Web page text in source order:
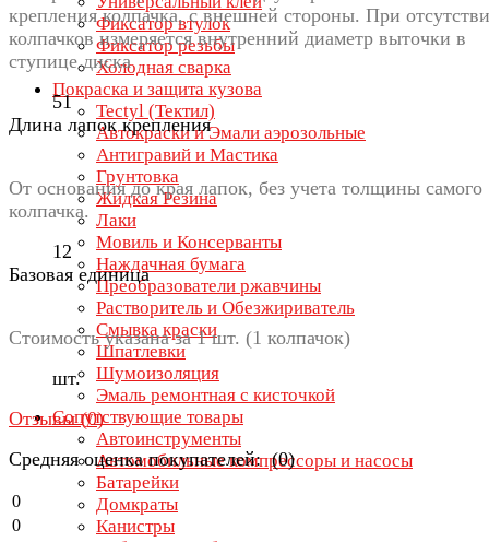
Фиксатор втулок
Фиксатор резьбы
Холодная сварка
Покраска и защита кузова
Tectyl (Тектил)
Автокраски и Эмали аэрозольные
Антигравий и Мастика
Грунтовка
Жидкая Резина
Лаки
Мовиль и Консерванты
Наждачная бумага
Преобразователи ржавчины
Растворитель и Обезжириватель
Смывка краски
Шпатлевки
Шумоизоляция
Эмаль ремонтная с кисточкой
Сопутствующие товары
Автоинструменты
Автомобильные компрессоры и насосы
Батарейки
Домкраты
Канистры
крепления колпачка, с внешней стороны. При
колпачков измеряется внутренний диаметр выточки в
ступице диска
51
Длина лапок крепления
От основания до края лапок, без учета толщины самого
колпачка.
12
Базовая единица
Стоимость указана за 1 шт. (1 колпачок)
шт.
Отзывы (0)
Средняя оценка покупателей: (0)
0
0